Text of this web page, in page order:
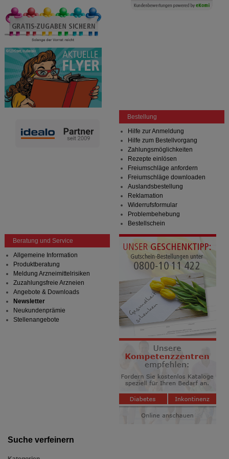
anzuzeigen und unser Partnerprogramm zu
betreiben.
Statistik & Tracking:Hierüber lassen sich
Informationen über die Art und Weise der Nutzung
unserer Website sammeln, mit deren Hilfe wir unsere
Website weiter für Sie optimieren können, den Inhalt
auf unserer Website aber auch die Werbung auf
Drittseiten möglichst relevant für Sie zu gestalten.
Bitte beachten Sie, dass Daten hierfür teilweise an
Dritte wie z.B. Google oder soziale Medien
übertragen werden.
Suche verfeinern
Bestellung
Hilfe zur Anmeldung
Hilfe zum Bestellvorgang
Zahlungsmöglichkeiten
Rezepte einlösen
Freiumschläge anfordern
Freiumschläge downloaden
Auslandsbestellung
Reklamation
Widerrufsformular
Problembehebung
Bestellschein
Beratung und Service
Allgemeine Information
Produktberatung
Meldung Arzneimittelrisiken
Zuzahlungsfreie Arzneien
Angebote & Downloads
Newsletter
Neukundenprämie
Stellenangebote